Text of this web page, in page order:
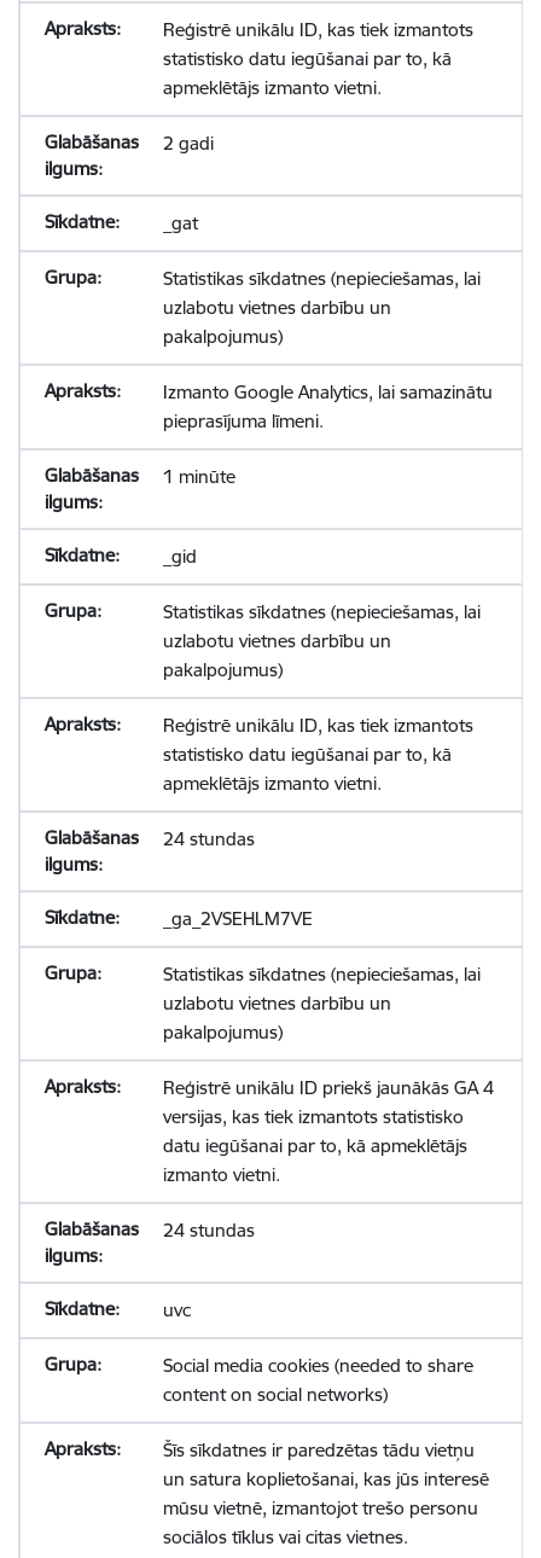
Reģistrē unikālu ID, kas tiek izmantots
statistisko datu iegūšanai par to, kā
apmeklētājs izmanto vietni.
2 gadi
_gat
Statistikas sīkdatnes (nepieciešamas, lai
uzlabotu vietnes darbību un
pakalpojumus)
Izmanto Google Analytics, lai samazinātu
pieprasījuma līmeni.
1 minūte
_gid
Statistikas sīkdatnes (nepieciešamas, lai
uzlabotu vietnes darbību un
pakalpojumus)
Reģistrē unikālu ID, kas tiek izmantots
statistisko datu iegūšanai par to, kā
apmeklētājs izmanto vietni.
24 stundas
_ga_2VSEHLM7VE
Statistikas sīkdatnes (nepieciešamas, lai
uzlabotu vietnes darbību un
pakalpojumus)
Reģistrē unikālu ID priekš jaunākās GA 4
versijas, kas tiek izmantots statistisko
datu iegūšanai par to, kā apmeklētājs
izmanto vietni.
24 stundas
uvc
Social media cookies (needed to share
content on social networks)
Šīs sīkdatnes ir paredzētas tādu vietņu
un satura koplietošanai, kas jūs interesē
mūsu vietnē, izmantojot trešo personu
sociālos tīklus vai citas vietnes.